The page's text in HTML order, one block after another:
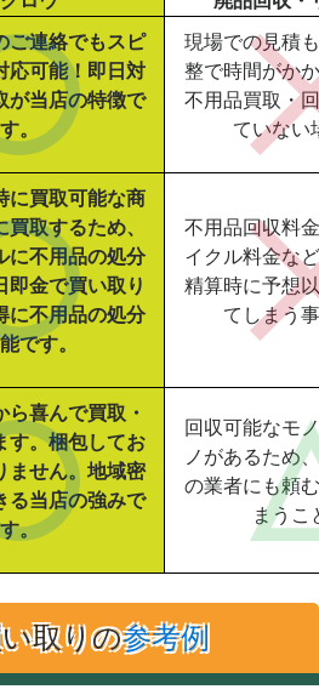
ご連絡でもスピ
応可能！即日対
が当店の特徴で
す。
現場での見積
整で時間がか
不用品買取・
ていない
に買取可能な商
取するため、
に不用品の処分
即金で買い取り
に不用品の処分
です。
不用品回収料
イクル料金な
精算時に予想
てしまう
喜んで買取・
す。梱包してお
ません。地域密
る当店の強みで
す。
回収可能なモ
ノがあるため
の業者にも頼
まうこ
取りの参考例